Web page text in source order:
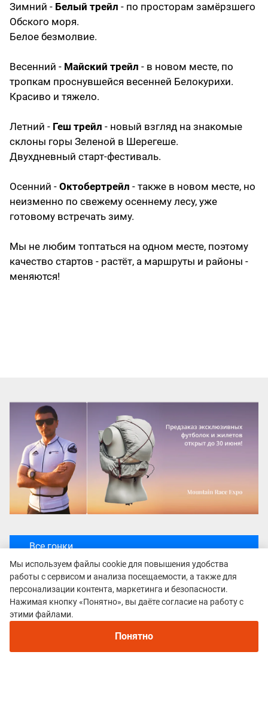
Зимний - Белый трейл - по просторам замёрзшего
Обского моря.
Белое безмолвие.
Весенний - Майский трейл - в новом месте, по
тропкам проснувшейся весенней Белокурихи.
Красиво и тяжело.
Летний - Геш трейл - новый взгляд на знакомые
склоны горы Зеленой в Шерегеше.
Двухдневный старт-фестиваль.
Осенний - Октобертрейл - также в новом месте, но
неизменно по свежему осеннему лесу, уже
готовому встречать зиму.
Мы не любим топтаться на одном месте, поэтому
качество стартов - растёт, а маршруты и районы -
меняются!
Все гонки
TAIGA TRAIL SERIES
Рекомендуем
Непромокаемые кроссовки для бега зимой и
трейлраннинга 2026. Для города и
Мы используем файлы cookie для повышения удобства
работы с сервисом и анализа посещаемости, а также для
персонализации контента, маркетинга и безопасности.
Нажимая кнопку «Понятно», вы даёте согласие на работу с
этими файлами.
Понятно